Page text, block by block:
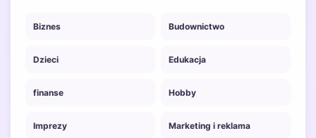
Biznes Budownictwo
Dzieci Edukacja
finanse Hobby
Imprezy Marketing i reklama